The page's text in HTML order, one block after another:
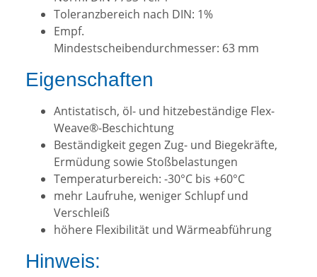
Toleranzbereich nach DIN: 1%
Empf.
Mindestscheibendurchmesser: 63 mm
Eigenschaften
Antistatisch, öl- und hitzebeständige Flex-
Weave®-Beschichtung
Beständigkeit gegen Zug- und Biegekräfte,
Ermüdung sowie Stoßbelastungen
Temperaturbereich: -30°C bis +60°C
mehr Laufruhe, weniger Schlupf und
Verschleiß
höhere Flexibilität und Wärmeabführung
Hinweis: